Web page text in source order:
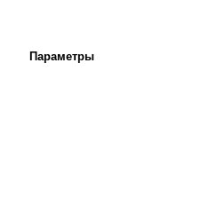
Параметры